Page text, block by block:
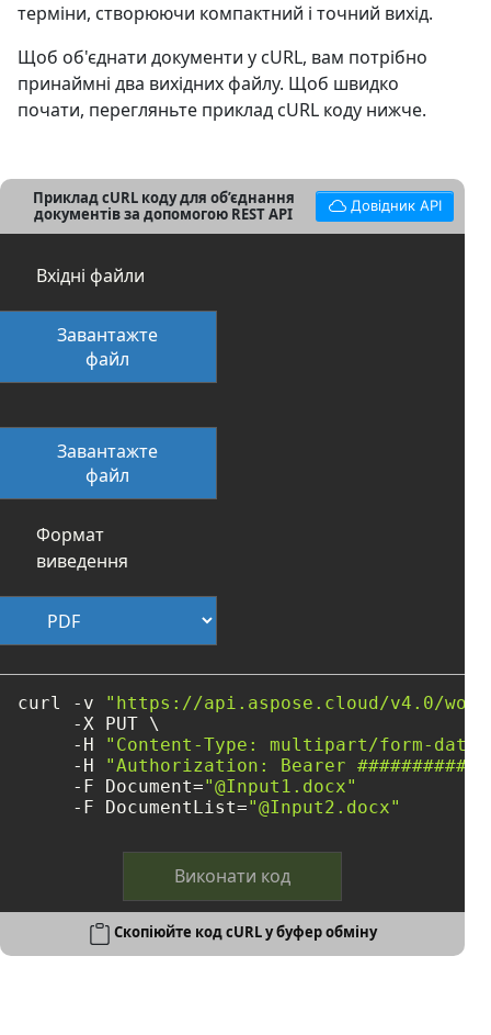
терміни, створюючи компактний і точний вихід.
Щоб об'єднати документи у cURL, вам потрібно
принаймні два вихідних файлу. Щоб швидко
почати, перегляньте приклад cURL коду нижче.
Приклад cURL коду для об’єднання
документів за допомогою REST API
Довідник API
Вхідні файли
Завантажте
файл
Завантажте
файл
Формат
виведення
curl -v
"https://api.aspose.cloud/v4.0/
     -X PUT \
     -H
"Content-Type: multipart/form-data"
     -H
"Authorization: Bearer
     -F Document=
"@Input1.docx"
     -F DocumentList=
"@Input2.docx"
Виконати код
Скопіюйте код cURL у буфер обміну